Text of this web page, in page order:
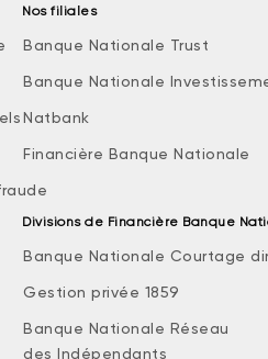
Nos filiales
Banque Nationale Trust
Banque Nationale
Natbank
Financière Banque Nationale
Divisions de Financière Banque
Banque Nationale Courtage
Gestion privée 1859
Banque Nationale Réseau
des Indépendants